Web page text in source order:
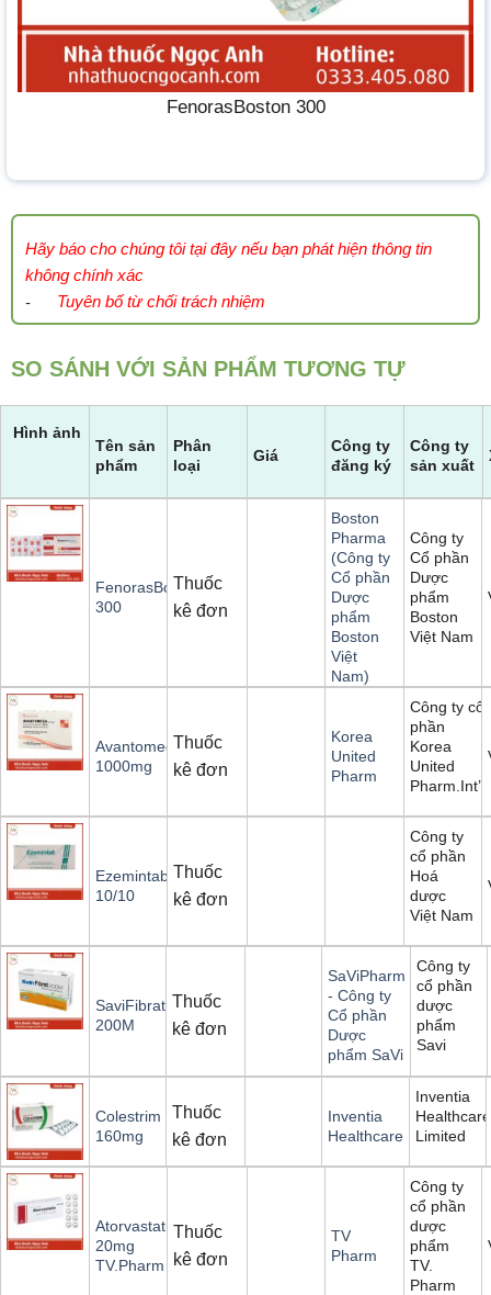
FenorasBoston 300
Hãy báo cho chúng tôi tại đây nếu bạn phát hiện thông tin
không chính xác
- Tuyên bố từ chối trách nhiệm
SO SÁNH VỚI SẢN PHẨM TƯƠNG TỰ
Hình ảnh
Tên sản
phẩm
Phân
loại
Giá
Công ty
đăng ký
Công ty
sản xuất
FenorasBoston
300
Thuốc
kê đơn
Boston
Pharma
(Công ty
Cổ phần
Dược
phẩm
Boston
Việt
Nam)
Công ty
Cổ phần
Dược
phẩm
Boston
Việt Nam
Avantomega
1000mg
Thuốc
kê đơn
Korea
United
Pharm
Công ty cổ
phần
Korea
United
Pharm.Int’l
Ezemintab
10/10
Thuốc
kê đơn
Công ty
cổ phần
Hoá
dược
Việt Nam
SaviFibrat
200M
Thuốc
kê đơn
SaViPharm
- Công ty
Cổ phần
Dược
phẩm SaVi
Công ty
cổ phần
dược
phẩm
Savi
Colestrim
160mg
Thuốc
kê đơn
Inventia
Healthcare
Inventia
Healthcare
Limited
Atorvastatin
20mg
TV.Pharm
Thuốc
kê đơn
TV
Pharm
Công ty
cổ phần
dược
phẩm
TV.
Pharm